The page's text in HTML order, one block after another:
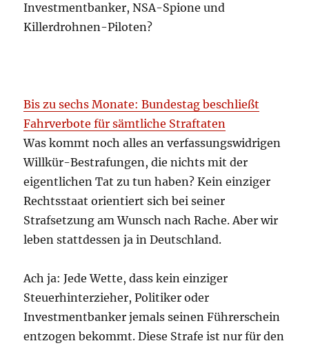
Investmentbanker, NSA-Spione und
Killerdrohnen-Piloten?
Bis zu sechs Monate: Bundestag beschließt
Fahrverbote für sämtliche Straftaten
Was kommt noch alles an verfassungswidrigen
Willkür-Bestrafungen, die nichts mit der
eigentlichen Tat zu tun haben? Kein einziger
Rechtsstaat orientiert sich bei seiner
Strafsetzung am Wunsch nach Rache. Aber wir
leben stattdessen ja in Deutschland.
Ach ja: Jede Wette, dass kein einziger
Steuerhinterzieher, Politiker oder
Investmentbanker jemals seinen Führerschein
entzogen bekommt. Diese Strafe ist nur für den